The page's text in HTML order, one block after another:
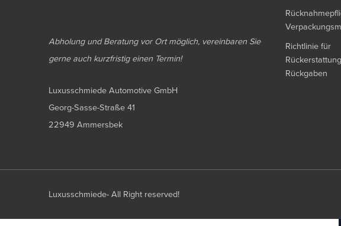
Abholung und Beratung vor Ort möglich, vereinbaren Sie
gerne auch kurzfristig einen Termin!
Luxusschmiede Automotive GmbH
Georg-Sasse-Straße 41
22949 Ammersbek
Richtlinie für
Rückgaben
Luxusschmiede- All Right reserved!